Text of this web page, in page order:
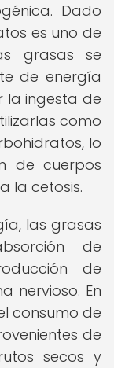
Dado
es uno de
grasas se
de energía
la ingesta de
como
lo
de cuerpos
la cetosis.
las grasas
de
de
nervioso. En
consumo de
de
secos y